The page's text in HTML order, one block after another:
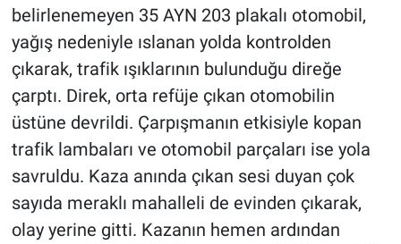
belirlenemeyen 35 AYN 203 plakalı otomobil,
yağış nedeniyle ıslanan yolda kontrolden
çıkarak, trafik ışıklarının bulunduğu direğe
çarptı. Direk, orta refüje çıkan otomobilin
üstüne devrildi. Çarpışmanın etkisiyle kopan
trafik lambaları ve otomobil parçaları ise yola
savruldu. Kaza anında çıkan sesi duyan çok
sayıda meraklı mahalleli de evinden çıkarak,
olay yerine gitti. Kazanın hemen ardından